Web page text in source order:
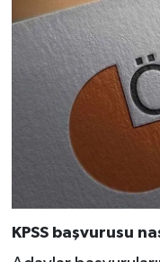
KPSS başvurusu
Siyaset
Spor
Tavşanlı
Teknoloji